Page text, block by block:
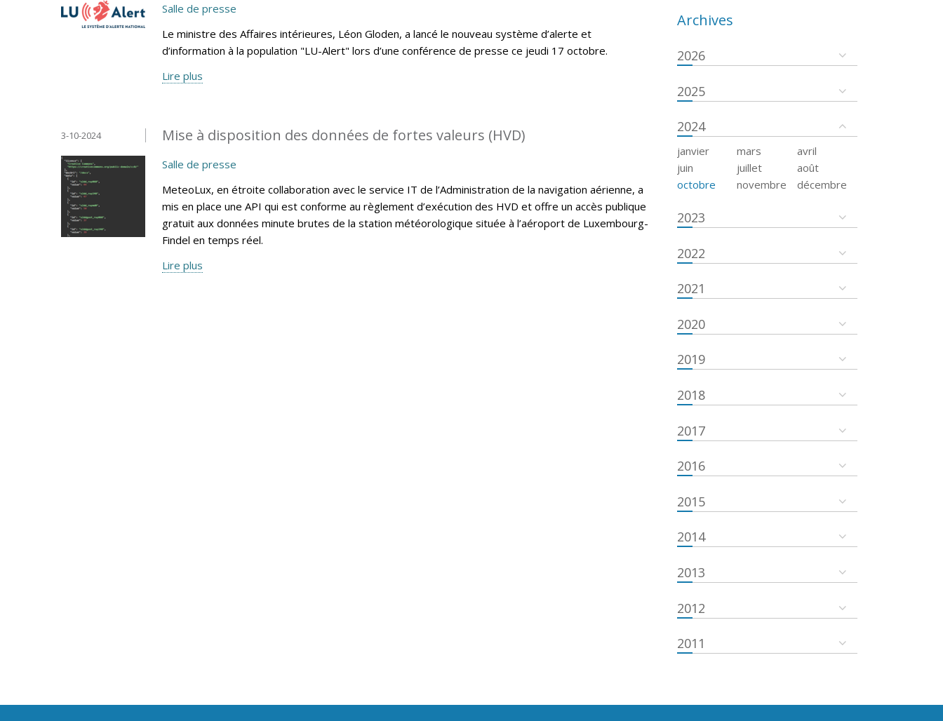
Salle de presse
Le ministre des Affaires intérieures, Léon Gloden, a lancé le nouveau système d’alerte et
d’information à la population "LU-Alert" lors d’une conférence de presse ce jeudi 17 octobre.
Lire plus
Mise à disposition des données de fortes valeurs (HVD)
3-10-2024
Salle de presse
MeteoLux, en étroite collaboration avec le service IT de l’Administration de la navigation aérienne, a
mis en place une API qui est conforme au règlement d’exécution des HVD et offre un accès publique
gratuit aux données minute brutes de la station météorologique située à l’aéroport de Luxembourg-
Findel en temps réel.
Lire plus
Archives
2026
2025
2024
janvier mars
avril
juin
juillet
août
octobre
novembre décembre
2023
2022
2021
2020
2019
2018
2017
2016
2015
2014
2013
2012
2011